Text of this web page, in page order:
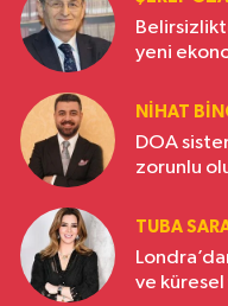
yeni
NIHAT
DOA
zorunlu
TUBA
ve